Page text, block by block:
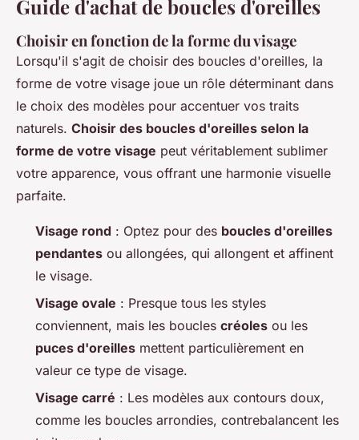
Guide d'achat de boucles d'oreilles
Choisir en fonction de la forme du visage
Lorsqu'il s'agit de choisir des boucles d'oreilles, la
forme de votre visage joue un rôle déterminant dans
le choix des modèles pour accentuer vos traits
naturels. Choisir des boucles d'oreilles selon la
forme de votre visage peut véritablement sublimer
votre apparence, vous offrant une harmonie visuelle
parfaite.
Visage rond : Optez pour des boucles d'oreilles
pendantes ou allongées, qui allongent et affinent
le visage.
Visage ovale : Presque tous les styles
conviennent, mais les boucles créoles ou les
puces d'oreilles mettent particulièrement en
valeur ce type de visage.
Visage carré : Les modèles aux contours doux,
comme les boucles arrondies, contrebalancent les